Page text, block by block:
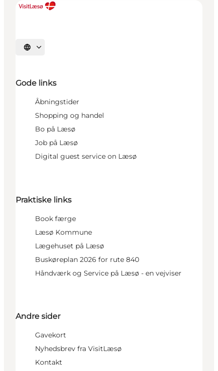
Vælg sprog
Gode links
Åbningstider
Shopping og handel
Bo på Læsø
Job på Læsø
Digital guest service on Læsø
Praktiske links
Book færge
Læsø Kommune
Lægehuset på Læsø
Buskøreplan 2026 for rute 840
Håndværk og Service på Læsø - en vejviser
Andre sider
Gavekort
Nyhedsbrev fra VisitLæsø
Kontakt